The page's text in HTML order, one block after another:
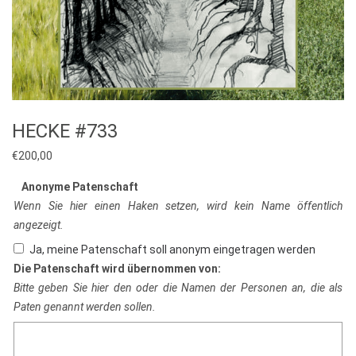
HECKE #733
€200,00
Anonyme Patenschaft
Wenn Sie hier einen Haken setzen, wird kein Name öffentlich
angezeigt.
Ja, meine Patenschaft soll anonym eingetragen werden
Die Patenschaft wird übernommen von:
Bitte geben Sie hier den oder die Namen der Personen an, die als
Paten genannt werden sollen.